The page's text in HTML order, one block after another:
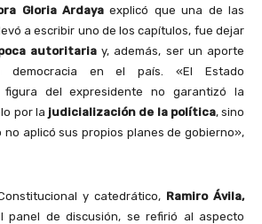
Gloria Ardaya explicó que una de las
a escribir uno de los capítulos, fue dejar
autoritariay, además, ser un aporte
democracia en el país. «El Estado
del expresidente no garantizó la
por la judicialización de la política, sino
aplicó sus propios planes de gobierno»,
y catedrático, Ramiro Ávila,
panel de discusión, se refirió al aspecto